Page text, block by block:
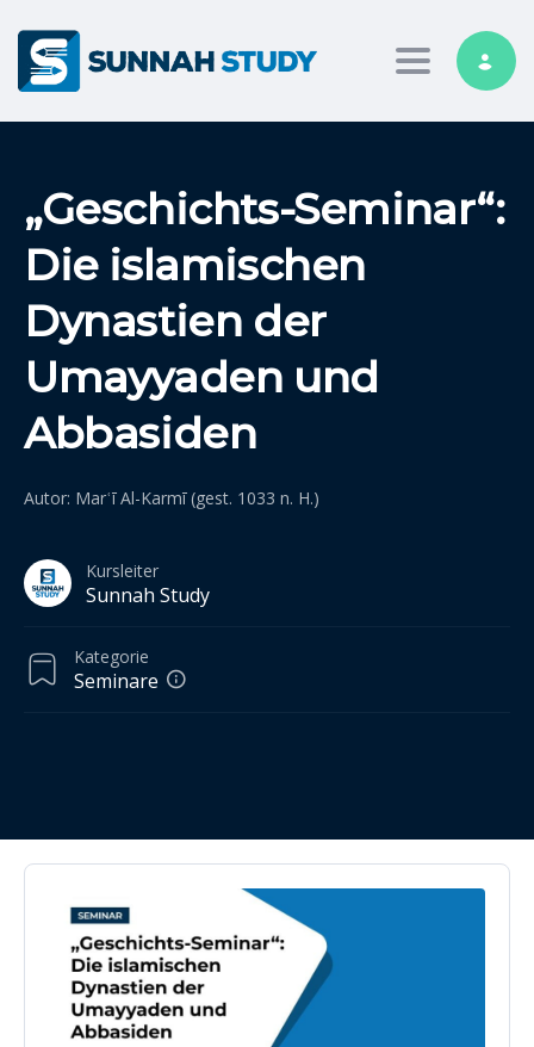
Toggle
„Geschichts-Seminar“:
Die islamischen
Dynastien der
Umayyaden und
Abbasiden
Autor: Marʿī Al-Karmī (gest. 1033 n. H.)
Kursleiter
Sunnah Study
Kategorie
Seminare